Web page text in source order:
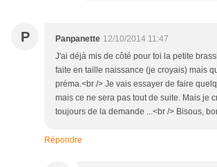
P Panpanette 12/10/2014 11:47
J'ai déjà mis de côté pour toi la petite
faite en taille naissance (je croyais) mais
préma.<br /> Je vais essayer de faire
mais ce ne sera pas tout de suite. Mais je
toujours de la demande ...<br /> Bisous,
Répondre